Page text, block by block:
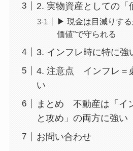
2. 実物資産としての「
▶ 現金は目減りする
価値”で守られる
3. インフレ時に特に強
4. 注意点 インフレ＝
い
まとめ 不動産は「イ
と攻め」の両方に強い
お問い合わせ